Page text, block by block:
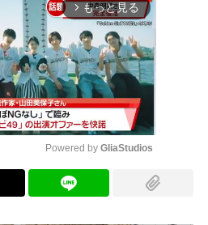
arrow_forward_ios もっと見る
Powered by GliaStudios